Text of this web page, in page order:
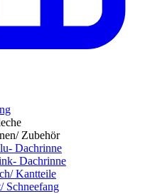
Zubehör
Dachrinne
Dachrinne
Kantteile
Schneefang